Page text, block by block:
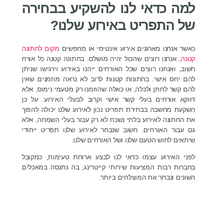
למה כדאי לנו להשקיע בבחירה
של התפריט באירוע שלנו?
כאשר אנחנו מארגנים אירוע אינטימי או מחפשים מקום לחתונה
קטנה , אנחנו רוצים שהכול יהיה מושלם. בחתונה קטנה כל אורח
חשוב, ואנחנו רוצים שכל האורחים ייהנו באירוע וירגישו שניתן
להם יחס אישי. בחתונות קטנות לרוב לא נראה מוזמנים שאין
להם קשר לחתן ולכלה, או כאלה שהוזמנו רק מטעמי נימוס, אלא
דווקא אורחים בעלי קשר אישי וקרוב לבעלי האירוע. על כן
השקעת מחשבה בבחירת תפריט נכון לאירוע שלנו יכולה להפוך
את החתונה לאירוע בלתי נשכח לא רק עבור בעלי השמחה, אלא
גם עבור האורחים. חשוב שנבחר לאירוע שלנו תפריט ייחודי
שיתאים לחוש הטעם שלנו ושל האורחים שלנו.
לפני האירוע עצמו כדאי לנו לבצע ארוחת טעימות, כמקובל
בחברות רבות המציעות שירותי קייטרינג, בה נתנסה במאכלים
השונים ונבחר את המוצלחים ביותר.